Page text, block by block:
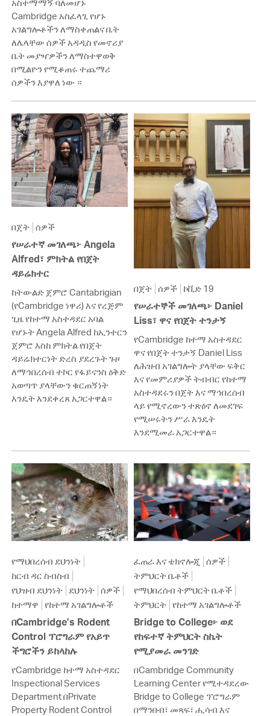
አስተማማኝ ባለመሆኑ
Cambridge አስፈላጊ የሆኑ
አገልግሎቶችን ለማስቀጠልና ቤት
ለሌላቸው ሰዎች አዳዲስ የመኖሪያ
ቤት መያዣዎችን ለማስተዋወቅ
በሚልዮን የሚቆጠሩ ተጨማሪ
ሰዎችን እያዋለ ነው ።
በጀት ሰዎች
የሠራተኛ መገለጫ፦ Angela
Alfred፣ ምክትል የበጀት
ዳይሬክተር
ከትውልድ ጀምሮ Cantabrigian
(የCambridge ነዋሪ) እና የረጅም
ጊዜ የከተማ አስተዳደር አባል
የሆኑት Angela Alfred ከኢንተርን
ጀምሮ እስከ ምክትል የበጀት
ዳይሬክተርነት ድረስ ያደረጉት ጉዞ
ለማኅበረሰብ ተኮር የፋይናንስ ዕቅድ
አወጣጥ ያላቸውን ቁርጠኝነት
እንዴት እንደቀረጸ አጋርተዋል።
በጀት ሰዎች ኮቪድ 19
የሠራተኞች መገለጫ፦ Daniel
Liss፣ ዋና የበጀት ተንታኝ
የCambridge ከተማ አስተዳደር
ዋና የበጀት ተንታኝ Daniel Liss
ለሕዝብ አገልግሎት ያላቸው ፍቅር
እና የመምሪያዎች ትብብር የከተማ
አስተዳደሩን በጀት እና ማኅበረሰብ
ላይ የሚኖረውን ተጽዕኖ ለመደገፍ
የሚሠሩትን ሥራ እንዴት
እንደሚመራ አጋርተዋል።
የማህበረሰብ ደህንነት
ከርብ ዳር ስብስብ
የህዝብ ደህንነት ደህንነት ሰዎች
ከተማዋ የከተማ አገልግሎቶች
በCambridge’s Rodent
Control ፕሮግራም የአይጥ
ችግሮችን ይከላከሉ
የCambridge ከተማ አስተዳደር
Inspectional Services
Department በPrivate
Property Rodent Control
ፈጠራ እና ቴክኖሎጂ ሰዎች
ትምህርት ቤቶች
የማህበረሰብ ትምህርት ቤቶች
ትምህርት የከተማ አገልግሎቶች
Bridge to College፦ ወደ
የከፍተኛ ትምህርት ስኬት
የሚያመራ መንገድ
በCambridge Community
Learning Center የሚተዳደረው
Bridge to College ፕሮግራም
በማንበብ፣ መጻፍ፣ ሒሳብ እና